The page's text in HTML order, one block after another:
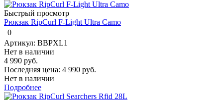
Быстрый просмотр
Рюкзак RipCurl F-Light Ultra Camo
0
Артикул: BBPXL1
Нет в наличии
4 990 руб.
Последняя цена: 4 990 руб.
Нет в наличии
Подробнее